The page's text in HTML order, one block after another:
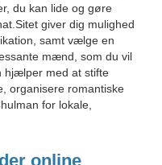
du kan lide og gøre
giver dig mulighed
samt vælge en
mænd, som du vil
hjælper med at stifte
organisere romantiske
for lokale,
online